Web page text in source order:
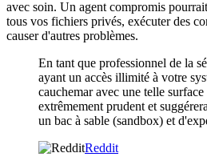
avec soin. Un agent compromis
tous vos fichiers privés, exécuter des
causer d'autres problèmes.
En tant que professionnel de la
ayant un accès illimité à votre
cauchemar avec une telle surface
extrêmement prudent et
un bac à sable (sandbox) et
Reddit